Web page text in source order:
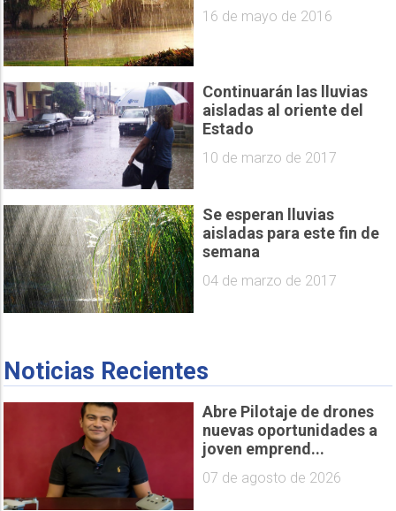
16 de mayo de 2016
Continuarán las lluvias
aisladas al oriente del
Estado
10 de marzo de 2017
Se esperan lluvias
aisladas para este fin de
semana
04 de marzo de 2017
Noticias Recientes
Abre Pilotaje de drones
nuevas oportunidades a
joven emprend...
07 de agosto de 2026